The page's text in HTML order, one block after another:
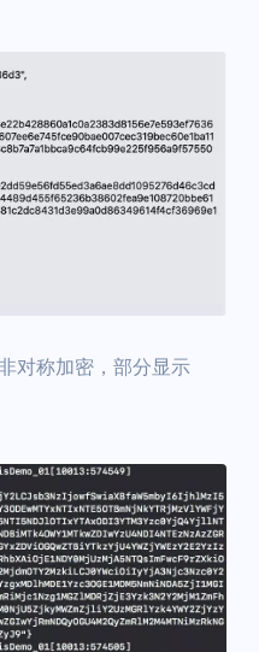
对称加密，部分显示